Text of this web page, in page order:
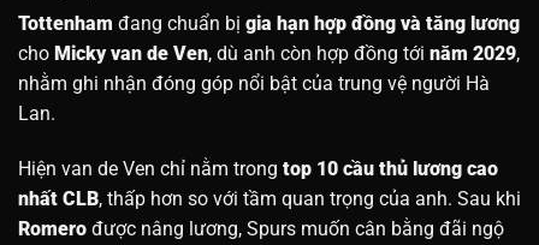
Tottenham đang chuẩn bị gia hạn hợp đồng và tăng lương
cho Micky van de Ven, dù anh còn hợp đồng tới năm 2029,
nhằm ghi nhận đóng góp nổi bật của trung vệ người Hà
Lan.
Hiện van de Ven chỉ nằm trong top 10 cầu thủ lương cao
nhất CLB, thấp hơn so với tầm quan trọng của anh. Sau khi
Romero được nâng lương, Spurs muốn cân bằng đãi ngộ